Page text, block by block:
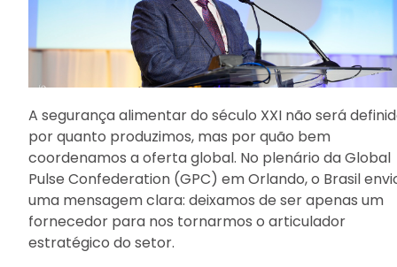
A segurança alimentar do século XXI não será
por quanto produzimos, mas por quão bem
coordenamos a oferta global. No plenário da Global
Pulse Confederation (GPC) em Orlando, o Brasil
uma mensagem clara: deixamos de ser apenas um
fornecedor para nos tornarmos o articulador
estratégico do setor.